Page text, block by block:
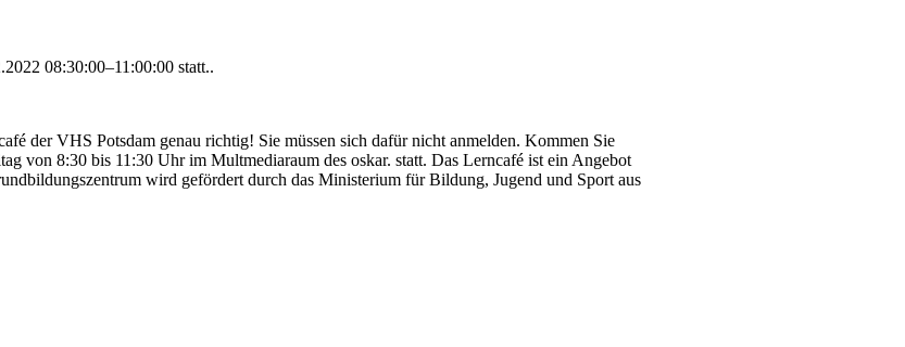
08:30:00–11:00:00 statt..
der VHS Potsdam genau richtig! Sie müssen sich dafür nicht anmelden. Kommen Sie
von 8:30 bis 11:30 Uhr im Multmediaraum des oskar. statt. Das Lerncafé ist ein Angebot
wird gefördert durch das Ministerium für Bildung, Jugend und Sport aus